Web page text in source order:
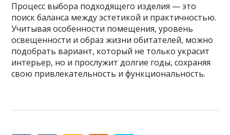
Процесс выбора подходящего изделия — это
поиск баланса между эстетикой и практичностью.
Учитывая особенности помещения, уровень
освещенности и образ жизни обитателей, можно
подобрать вариант, который не только украсит
интерьер, но и прослужит долгие годы, сохраняя
свою привлекательность и функциональность.